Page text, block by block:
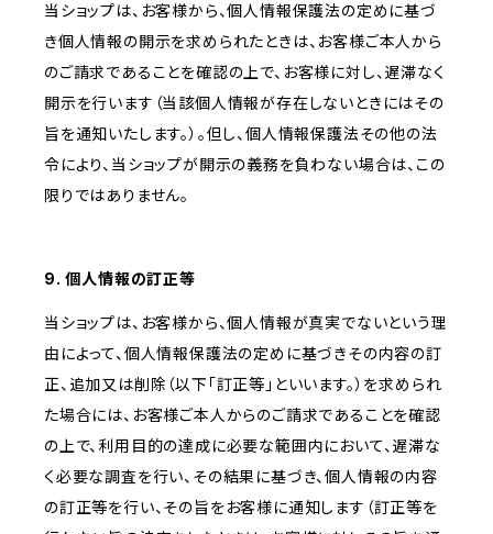
当ショップは、お客様から、個人情報保護法の定めに基づ
き個人情報の開示を求められたときは、お客様ご本人から
のご請求であることを確認の上で、お客様に対し、遅滞なく
開示を行います（当該個人情報が存在しないときにはその
旨を通知いたします。）。但し、個人情報保護法その他の法
令により、当ショップが開示の義務を負わない場合は、この
限りではありません。
9. 個人情報の訂正等
当ショップは、お客様から、個人情報が真実でないという理
由によって、個人情報保護法の定めに基づきその内容の訂
正、追加又は削除（以下「訂正等」といいます。）を求められ
た場合には、お客様ご本人からのご請求であることを確認
の上で、利用目的の達成に必要な範囲内において、遅滞な
く必要な調査を行い、その結果に基づき、個人情報の内容
の訂正等を行い、その旨をお客様に通知します（訂正等を